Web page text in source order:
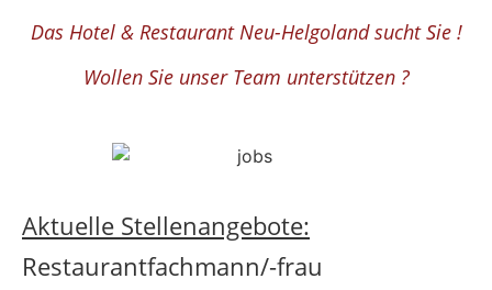
Das Hotel & Restaurant Neu-Helgoland sucht Sie !
Wollen Sie unser Team unterstützen ?
Aktuelle Stellenangebote:
Restaurantfachmann/-frau